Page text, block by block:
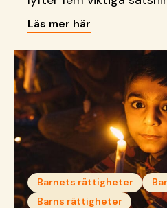
eller skalar upp under
Läs mer här
Barnets rättigheter
Barns rättigheter